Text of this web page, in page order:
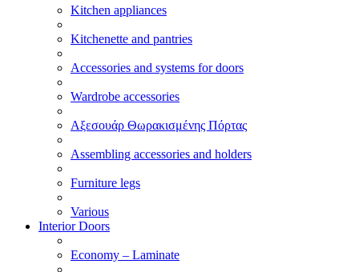
Kitchen appliances
Kitchenette and pantries
Accessories and systems for doors
Wardrobe accessories
Αξεσουάρ Θωρακισμένης Πόρτας
Assembling accessories and holders
Furniture legs
Various
Interior Doors
Economy – Laminate